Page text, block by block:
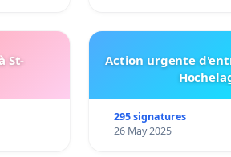
St-
Action urgente
295 signatures
26 May 2025